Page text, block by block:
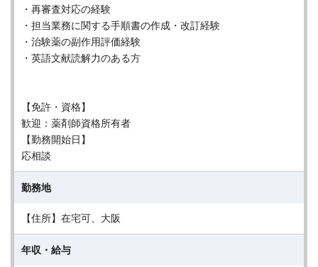
・再審査対応の経験
・担当業務に関する手順書の作成・改訂経験
・治験薬の副作用評価経験
・英語文献読解力のある方
【免許・資格】
歓迎：薬剤師資格所有者
【勤務開始日】
応相談
勤務地
【住所】在宅可、大阪
年収・給与